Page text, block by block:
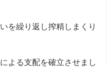
を繰り返し搾精しまくり
よる支配を確立させまし